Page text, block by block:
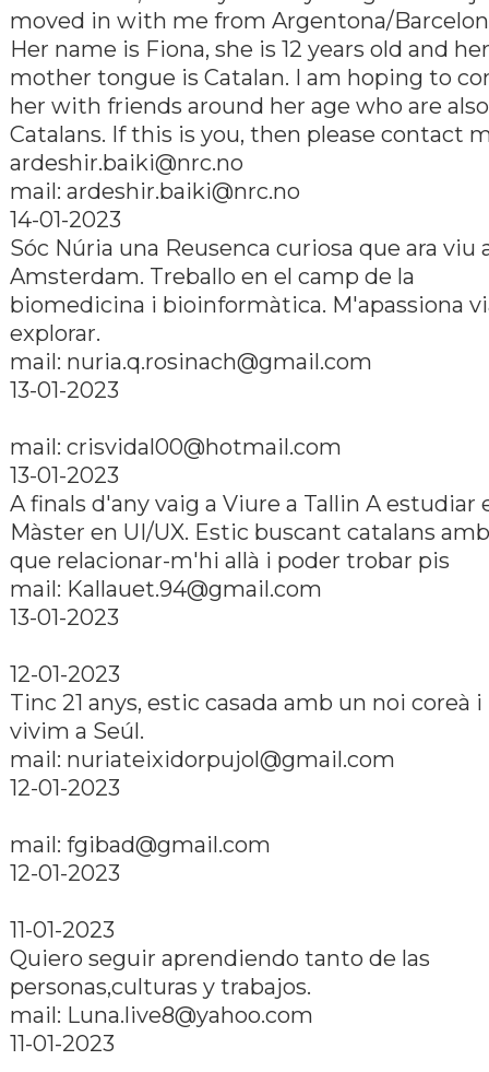
moved in with me from Argentona/
Her name is Fiona, she is 12 years old and her
mother tongue is Catalan. I am hoping to
her with friends around her age who are also
Catalans. If this is you, then please contact
ardeshir.baiki@nrc.no
mail: ardeshir.baiki@nrc.no
14-01-2023
Sóc Núria una Reusenca curiosa que ara viu
Amsterdam. Treballo en el camp de la
biomedicina i bioinformàtica. M'apassiona
explorar.
mail: nuria.q.rosinach@gmail.com
13-01-2023
mail: crisvidal00@hotmail.com
13-01-2023
A finals d'any vaig a Viure a Tallin A estudiar
Màster en UI/UX. Estic buscant catalans
que relacionar-m'hi allà i poder trobar pis
mail: Kallauet.94@gmail.com
13-01-2023
12-01-2023
Tinc 21 anys, estic casada amb un noi coreà i
vivim a Seúl.
mail: nuriateixidorpujol@gmail.com
12-01-2023
mail: fgibad@gmail.com
12-01-2023
11-01-2023
Quiero seguir aprendiendo tanto de las
personas,culturas y trabajos.
mail: Luna.live8@yahoo.com
11-01-2023